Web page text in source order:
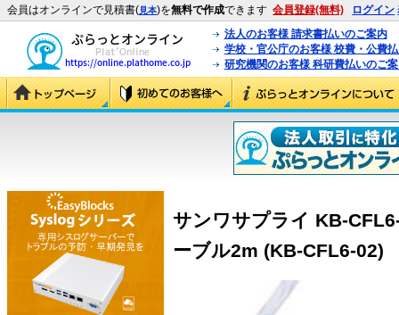
会員はオンラインで見積書(見本)を無料で作成できます 会員登録(無料) ログイン
法人のお客様 請求書払いのご案内
学校・官公庁のお客様 校費・公費
研究機関のお客様 科研費払いのご
サンワサプライ KB-
ーブル2m (KB-CFL6-02)